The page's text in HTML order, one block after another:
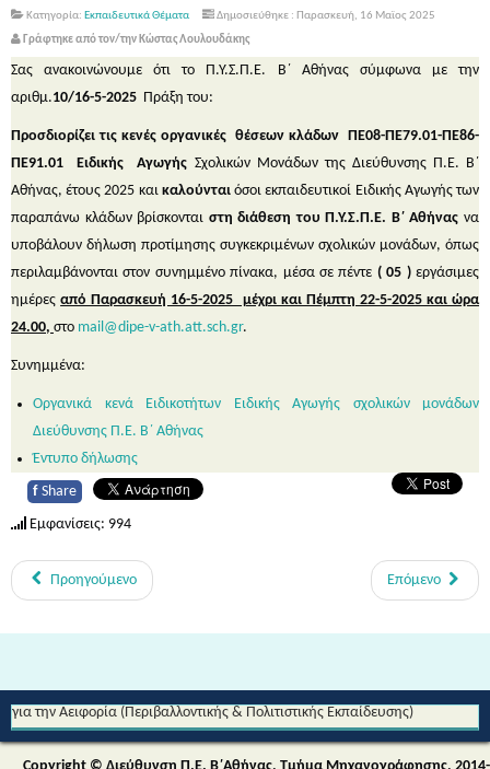
Κατηγορία: Εκπαιδευτικά Θέματα
Δημοσιεύθηκε : Παρασκευή, 16 Μαϊος 2025
Γράφτηκε από τον/την Κώστας Λουλουδάκης
Σας ανακοινώνουμε ότι το Π.Υ.Σ.Π.Ε. Β΄ Αθήνας σύμφωνα με την
αριθμ.10/16-5-2025 Πράξη του:
Προσδιορίζειτις κενές οργανικές θέσεων κλάδων ΠΕ08-ΠΕ79.01-ΠΕ86-
ΠΕ91.01 Ειδικής Αγωγής Σχολικών Μονάδων της Διεύθυνσης Π.Ε. Β΄
Αθήνας, έτους 2025 και καλούνταιόσοι εκπαιδευτικοί Ειδικής Αγωγής των
παραπάνω κλάδων βρίσκονται στη διάθεση του Π.Υ.Σ.Π.Ε. Β΄ Αθήναςνα
υποβάλουν δήλωση προτίμησης συγκεκριμένων σχολικών μονάδων, όπως
περιλαμβάνονται στον συνημμένο πίνακα, μέσα σε πέντε ( 05 )εργάσιμες
ημέρεςαπό Παρασκευή 16-5-2025 μέχρι και Πέμπτη 22-5-2025 και ώρα
24.00, στο mail@dipe-v-ath.att.sch.gr.
Συνημμένα:
Οργανικά κενά Ειδικοτήτων Ειδικής Αγωγής σχολικών μονάδων
Διεύθυνσης Π.Ε. Β΄ Αθήνας
Έντυπο δήλωσης
f Share
Εμφανίσεις: 994
Προηγούμενο Επόμενο
για την Αειφορία (Περιβαλλοντικής & Πολιτιστικής Εκπαίδευσης)